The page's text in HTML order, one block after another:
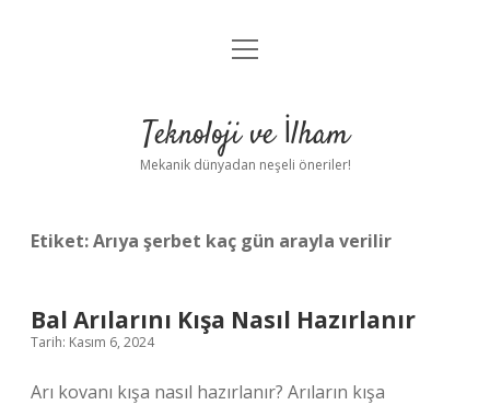
Anasayfa
Yasal Uyarı
menüyü
Teknoloji ve İlham
Mekanik dünyadan neşeli öneriler!
Etiket:Arıya şerbet kaç gün arayla verilir
Bal Arılarını Kışa Nasıl Hazırlanır
Tarih: Kasım 6, 2024
Arı kovanı kışa nasıl hazırlanır? Arıların kışa